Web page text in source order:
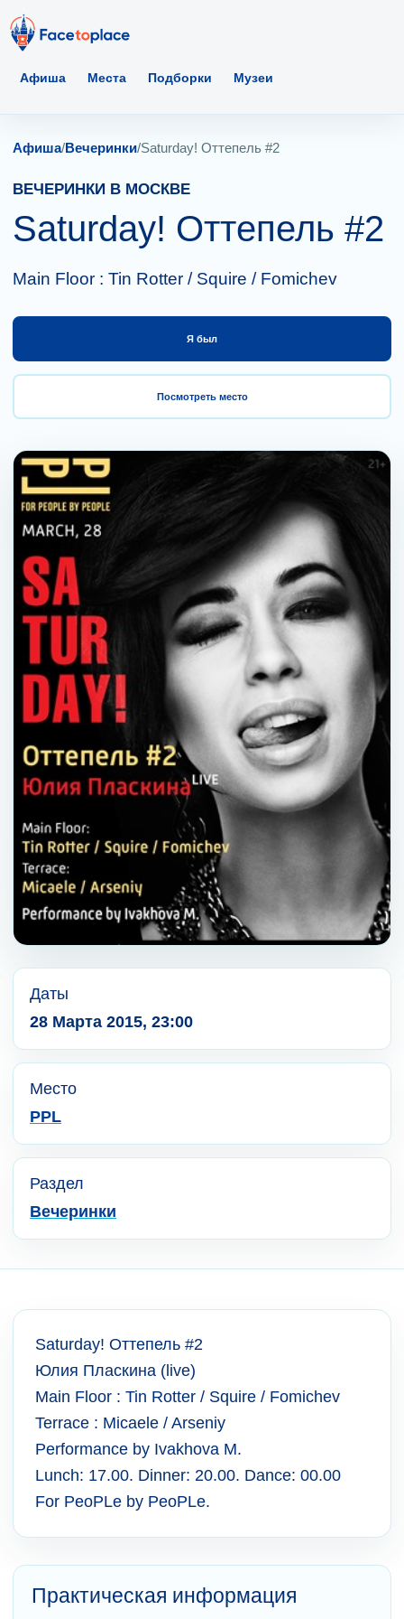
Афиша Места Подборки Музеи
Афиша/Вечеринки/Saturday! Оттепель #2
ВЕЧЕРИНКИ В МОСКВЕ
Saturday! Оттепель #2
Main Floor : Tin Rotter / Squire / Fomichev
Я был
Посмотреть место
Даты
28 Марта 2015, 23:00
Место
PPL
Раздел
Вечеринки
Saturday! Оттепель #2
Юлия Пласкина (live)
Main Floor : Tin Rotter / Squire / Fomichev
Terrace : Micaele / Arseniy
Performance by Ivakhova M.
Lunch: 17.00. Dinner: 20.00. Dance: 00.00
For PeoPLe by PeoPLe.
Практическая информация